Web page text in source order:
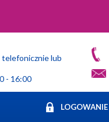
telefonicznie lub
- 16:00
LOGOWANIE